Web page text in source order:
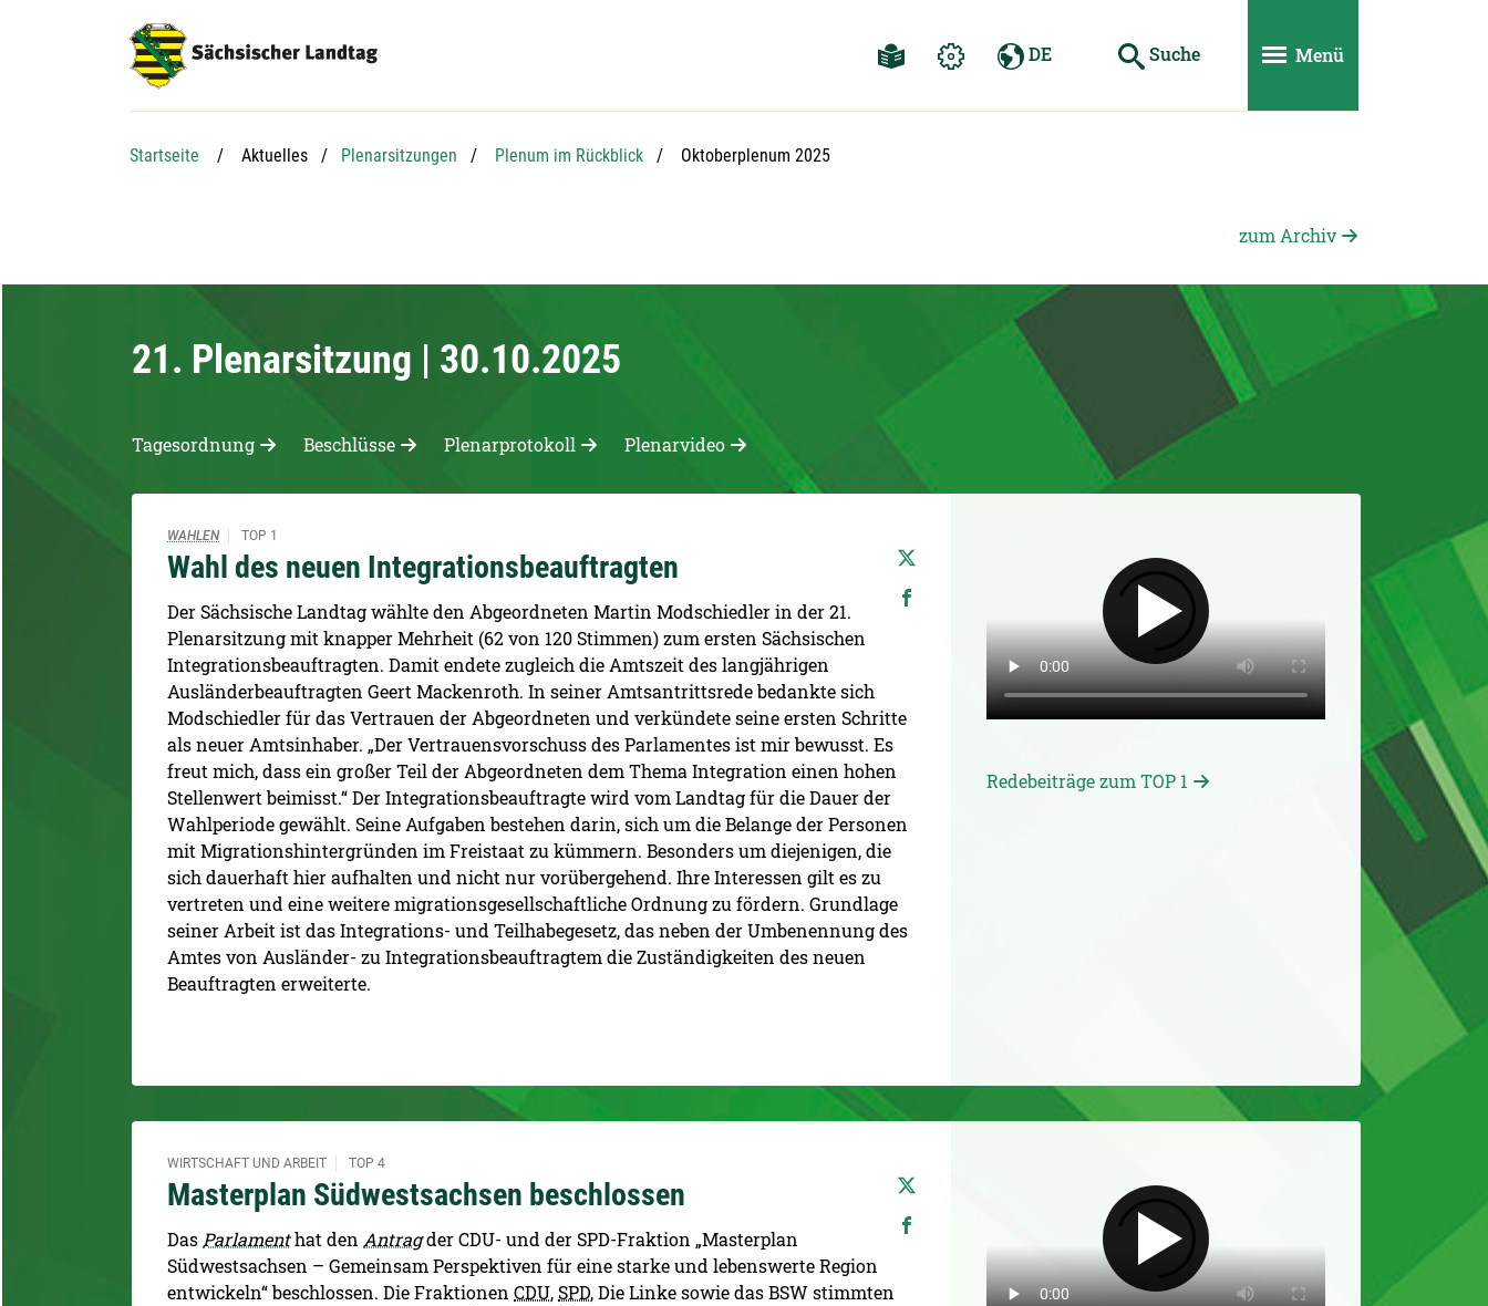
DE Suche Menü
Startseite Aktuelles Plenarsitzungen Plenum im Rückblick Aktuelle Seite:
Oktoberplenum 2025
zum Archiv
21. Plenarsitzung | 30.10.2025
Tagesordnung Beschlüsse Plenarprotokoll Plenarvideo
Wahl des neuen Integrationsbeauftragten
WAHLEN TOP 1
Der Sächsische Landtag wählte den Abgeordneten Martin Modschiedler in der 21.
Plenarsitzung mit knapper Mehrheit (62 von 120 Stimmen) zum ersten Sächsischen
Integrationsbeauftragten. Damit endete zugleich die Amtszeit des langjährigen
Ausländerbeauftragten Geert Mackenroth. In seiner Amtsantrittsrede bedankte sich
Modschiedler für das Vertrauen der Abgeordneten und verkündete seine ersten Schritte
als neuer Amtsinhaber. „Der Vertrauensvorschuss des Parlamentes ist mir bewusst. Es
freut mich, dass ein großer Teil der Abgeordneten dem Thema Integration einen hohen
Stellenwert beimisst.“ Der Integrationsbeauftragte wird vom Landtag für die Dauer der
Wahlperiode gewählt. Seine Aufgaben bestehen darin, sich um die Belange der Personen
mit Migrationshintergründen im Freistaat zu kümmern. Besonders um diejenigen, die
sich dauerhaft hier aufhalten und nicht nur vorübergehend. Ihre Interessen gilt es zu
vertreten und eine weitere migrationsgesellschaftliche Ordnung zu fördern. Grundlage
seiner Arbeit ist das Integrations- und Teilhabegesetz, das neben der Umbenennung des
Amtes von Ausländer- zu Integrationsbeauftragtem die Zuständigkeiten des neuen
Beauftragten erweiterte.
Redebeiträge zum TOP 1
Masterplan Südwestsachsen beschlossen
WIRTSCHAFT UND ARBEIT TOP 4
DasParlamenthat den Antragder CDU- und der SPD-Fraktion „Masterplan
Südwestsachsen – Gemeinsam Perspektiven für eine starke und lebenswerte Region
entwickeln“ beschlossen. Die Fraktionen CDU,SPD, Die Linke sowie das BSW stimmten